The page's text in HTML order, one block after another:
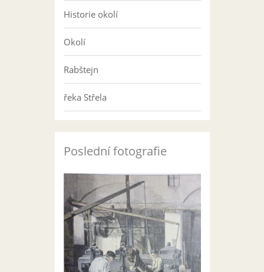
Historie okolí
Okolí
Rabštejn
řeka Střela
Poslední fotografie